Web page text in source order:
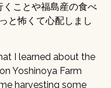
ことや福島産の食べ
と怖くて心配しまし
I learned about the
Yoshinoya Farm
harvesting some